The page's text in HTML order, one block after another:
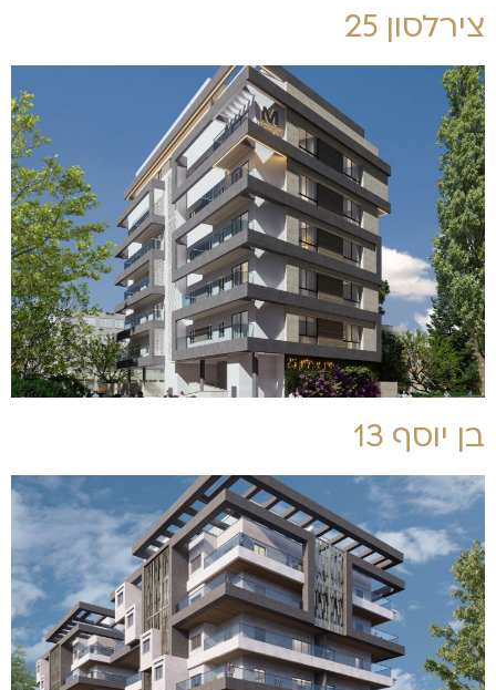
צירלסון 25
בן יוסף 13